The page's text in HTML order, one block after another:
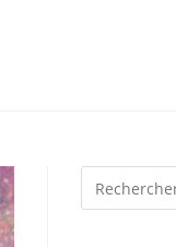
Rechercher
sur